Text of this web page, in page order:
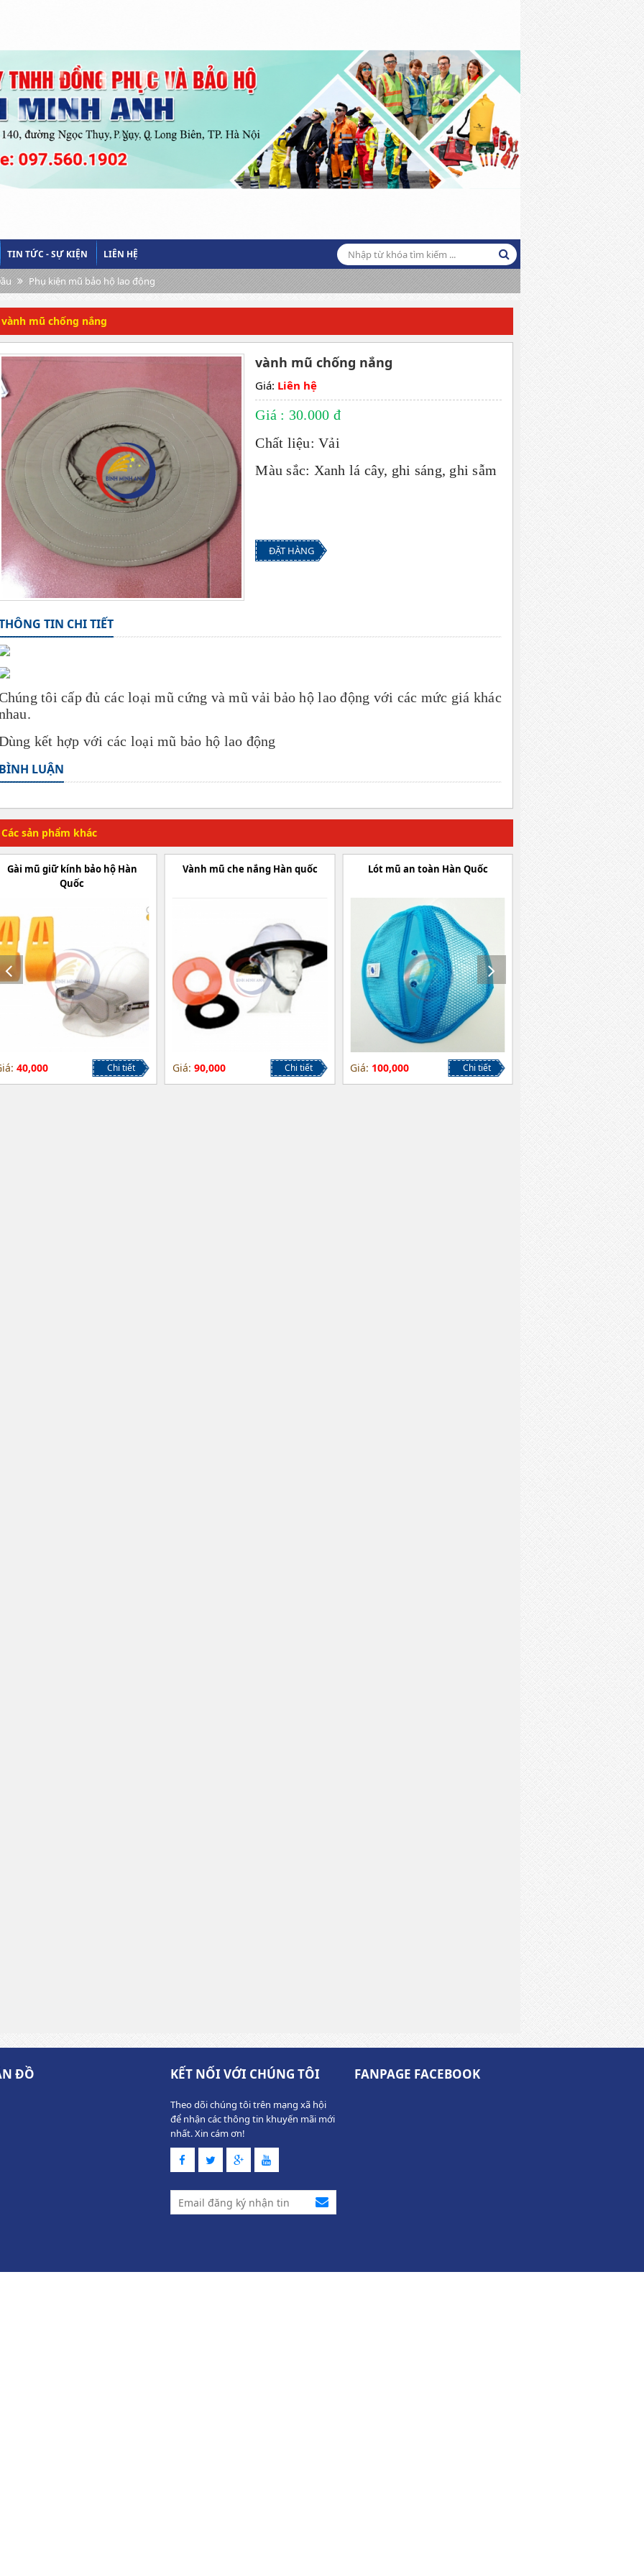
TIN TỨC - SỰ KIỆN LIÊN HỆ
Phụ kiện mũ bảo hộ lao động
vành mũ chống nắng
vành mũ chống nắng
Giá: Liên hệ
Giá : 30.000 đ
Chất liệu: Vải
Màu sắc: Xanh lá cây, ghi sáng, ghi sẫm
ĐẶT HÀNG
TIN CHI TIẾT
tôi cấp đủ các loại mũ cứng và mũ vải bảo hộ lao động với các mức giá khác
kết hợp với các loại mũ bảo hộ lao động
BÌNH LUẬN
Các sản phẩm khác
Dây mũ Hàn Quốc
Giá: 40,000
Gài mũ giữ kính bảo hộ Hàn
Quốc
40,000 Chi tiết
Vành mũ che nắng Hàn quốc
Giá: 90,000 Chi tiết
Lót mũ an toàn Hàn Quốc
Giá: 100,000 Chi tiết
ĐỒ KẾT NỐI VỚI CHÚNG TÔI
Theo dõi chúng tôi trên mạng xã hội
để nhận các thông tin khuyến mãi mới
nhất. Xin cám ơn!
FANPAGE FACEBOOK